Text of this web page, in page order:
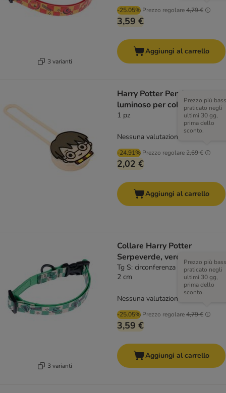
3 varianti
-25.05% Prezzo regolare4,79 €
3,59 €
Aggiungi al carrello
Harry Potter Pendente
luminoso per collare
1 pz
-24.91% Prezzo regolare2,69 €
Prezzo più
praticato negli
ultimi 30 gg,
prima dello
sconto.
2,02 €
Nessuna valutazione
Aggiungi al carrello
3 varianti
Collare Harry Potter
Serpeverde, verde
Tg S: circonferenza 25 - 36 cm x H
2 cm
-25.05% Prezzo regolare4,79 €
Prezzo più
praticato negli
ultimi 30 gg,
prima dello
sconto.
3,59 €
Nessuna valutazione
Aggiungi al carrello